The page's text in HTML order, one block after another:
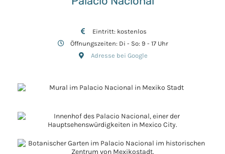
Eintritt: kostenlos
Öffnungszeiten: Di - So: 9 - 17 Uhr
Adresse bei Google